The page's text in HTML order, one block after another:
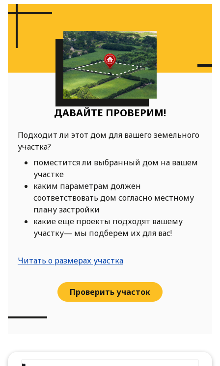
ДАВАЙТЕ ПРОВЕРИМ!
Подходит ли этот дом для вашего земельного
участка?
поместится ли выбранный дом на вашем
участке
каким параметрам должен
соответствовать дом согласно местному
плану застройки
какие еще проекты подходят вашему
участку— мы подберем их для вас!
Читать о размерах участка
Проверить участок